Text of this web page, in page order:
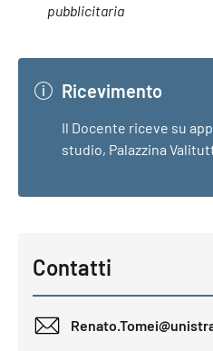
pubblicitaria
Ricevimento
Il Docente riceve su
studio, Palazzina
Contatti